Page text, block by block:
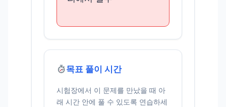
목표 풀이 시간
시험장에서 이 문제를 만났을 때 아
래 시간 안에 풀 수 있도록 연습하세